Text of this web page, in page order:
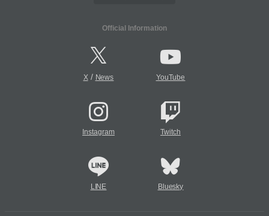
Official Information
X/ News YouTube
Instagram Twitch
LINE Bluesky